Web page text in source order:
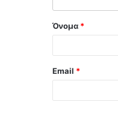
Όνομα *
Email *